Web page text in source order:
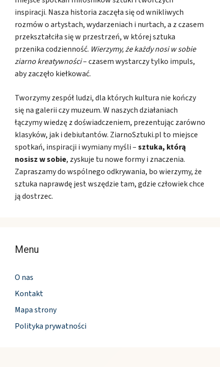
inspiracji. Nasza historia zaczęła się od wnikliwych
rozmów o artystach, wydarzeniach i nurtach, a z czasem
przekształciła się w przestrzeń, w której sztuka
przenika codzienność. Wierzymy, że każdy nosi w sobie
ziarno kreatywności– czasem wystarczy tylko impuls,
aby zaczęło kiełkować.
Tworzymy zespół ludzi, dla których kultura nie kończy
się na galerii czy muzeum. W naszych działaniach
łączymy wiedzę z doświadczeniem, prezentując zarówno
klasyków, jak i debiutantów. ZiarnoSztuki.pl to miejsce
spotkań, inspiracji i wymiany myśli –sztuka, którą
nosisz w sobie, zyskuje tu nowe formy i znaczenia.
Zapraszamy do wspólnego odkrywania, bo wierzymy, że
sztuka naprawdę jest wszędzie tam, gdzie człowiek chce
ją dostrzec.
Menu
O nas
Kontakt
Mapa strony
Polityka prywatności